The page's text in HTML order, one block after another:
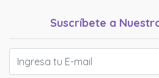
Suscríbete a